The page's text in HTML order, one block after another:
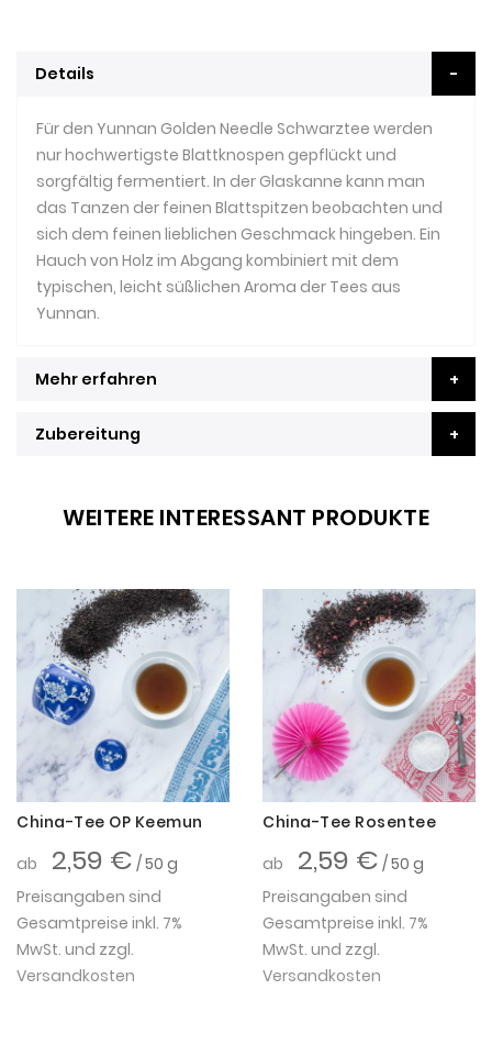
Details
Für den Yunnan Golden Needle Schwarztee werden
nur hochwertigste Blattknospen gepflückt und
sorgfältig fermentiert. In der Glaskanne kann man
das Tanzen der feinen Blattspitzen beobachten und
sich dem feinen lieblichen Geschmack hingeben. Ein
Hauch von Holz im Abgang kombiniert mit dem
typischen, leicht süßlichen Aroma der Tees aus
Yunnan.
Mehr erfahren
Zubereitung
WEITERE INTERESSANT PRODUKTE
China-Tee OP Keemun
ab
2,59 € / 50 g
Preisangaben sind
Gesamtpreise inkl. 7%
MwSt. und zzgl.
Versandkosten
China-Tee Rosentee
ab
2,59 € / 50 g
Preisangaben sind
Gesamtpreise inkl. 7%
MwSt. und zzgl.
Versandkosten